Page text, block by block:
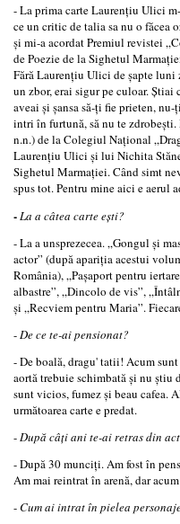
- La prima carte Laurenţiu Ulici
ce un critic de talia sa nu o făcea
şi mi-a acordat Premiul revistei
de Poezie de la Sighetul
Fără Laurenţiu Ulici de şapte luni
un zbor, erai sigur pe culoar.
aveai şi şansa să-­ţi fie prieten,
intri în furtună, să nu te
n.n.) de la Colegiul Naţional
Laurenţiu Ulici şi lui Nichita
Sighetul Marmaţiei. Când simt
spus tot. Pentru mine aici e aerul
-La a câtea carte eşti?
- La a unsprezecea. „Gongul şi
actor” (după apariţia acestui
România), „Paşaport pentru
albastre”, „Dincolo de vis”,
şi „Recviem pentru Maria”.
-De ce te-­ai pensionat?
- De boală, dragu' tatii! Acum
aortă trebuie schimbată şi nu ştiu
sunt vicios, fumez şi beau cafea.
următoarea carte e predat.
-După câţi ani te-­ai retras din
- După 30 munciţi. Am fost în
Am mai reintrat în arenă, dar
-Cum ai intrat în pielea